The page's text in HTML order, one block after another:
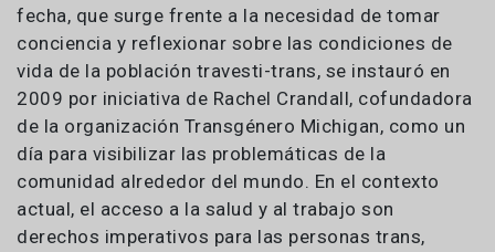
fecha, que surge frente a la necesidad de tomar
conciencia y reflexionar sobre las condiciones de
vida de la población travesti-trans, se instauró en
2009 por iniciativa de Rachel Crandall, cofundadora
de la organización Transgénero Michigan, como un
día para visibilizar las problemáticas de la
comunidad alrededor del mundo. En el contexto
actual, el acceso a la salud y al trabajo son
derechos imperativos para las personas trans,